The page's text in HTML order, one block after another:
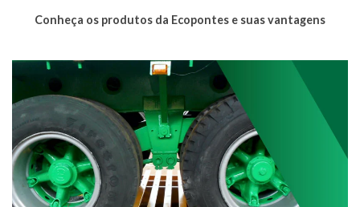
Conheça os produtos da Ecopontes e suas vantagens